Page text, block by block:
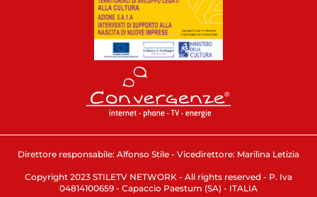
Direttore responsabile: Alfonso Stile - Vicedirettore: Marilina Letizia
Copyright 2023 STILETV NETWORK - All rights reserved - P. Iva
04814100659 - Capaccio Paestum (SA) - ITALIA